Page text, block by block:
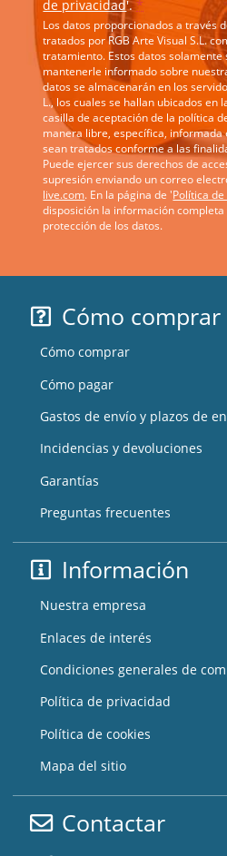
de privacidad'.*
Los datos proporcionados a través
tratados por RGB Arte Visual S.L.
tratamiento. Estos datos solamente
mantenerle informado sobre
datos se almacenarán en los
L., los cuales se hallan ubicados en
casilla de aceptación de la política
manera libre, específica, informada
sean tratados conforme a las
Puede ejercer sus derechos de
supresión enviando un correo
live.com. En la página de 'Política
disposición la información
protección de los datos.
Cómo comprar
Cómo comprar
Cómo pagar
Gastos de envío y plazos de
Incidencias y devoluciones
Garantías
Preguntas frecuentes
Información
Nuestra empresa
Enlaces de interés
Condiciones generales de
Política de privacidad
Política de cookies
Mapa del sitio
Contactar